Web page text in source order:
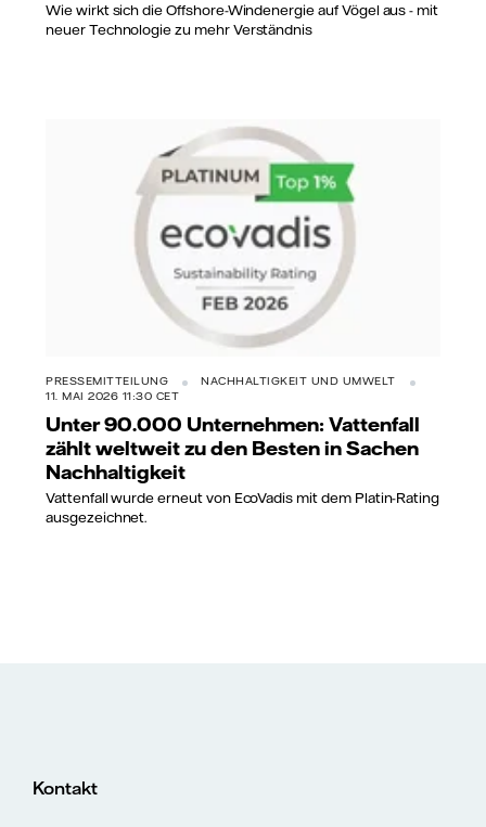
Wie wirkt sich die Offshore-Windenergie auf Vögel aus - mit
neuer Technologie zu mehr Verständnis
PRESSEMITTEILUNG
NACHHALTIGKEIT UND UMWELT
11. MAI 2026 11:30 CET
Unter 90.000 Unternehmen: Vattenfall
zählt weltweit zu den Besten in Sachen
Nachhaltigkeit
Vattenfall wurde erneut von EcoVadis mit dem Platin-Rating
ausgezeichnet.
Kontakt